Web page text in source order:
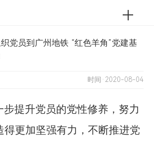
党员到广州地铁 “红色羊角”党建基
时间·2020-08-04
步提升党员的党性修养，努力
得更加坚强有力，不断推进党